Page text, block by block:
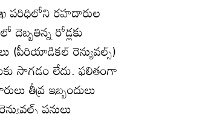
పరిధిలోని రహదారుల
రోడ్లకు
(పీరియాడికల్‌ రెన్యువల్స్‌)
సాగడం లేదు. ఫలితంగా
తీవ్ర ఇబ్బందులు
పనులు